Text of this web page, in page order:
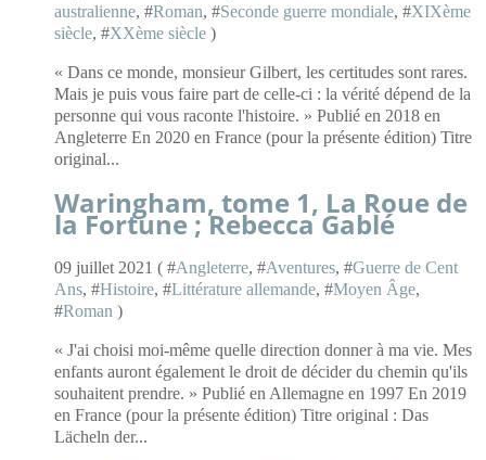
australienne, #Roman, #Seconde guerre mondiale, #XIXème
siècle, #XXème siècle )
« Dans ce monde, monsieur Gilbert, les certitudes sont rares.
Mais je puis vous faire part de celle-ci : la vérité dépend de la
personne qui vous raconte l'histoire. » Publié en 2018 en
Angleterre En 2020 en France (pour la présente édition) Titre
original...
Waringham, tome 1, La Roue de
la Fortune ; Rebecca Gablé
09 juillet 2021 ( #Angleterre, #Aventures, #Guerre de Cent
Ans, #Histoire, #Littérature allemande, #Moyen Âge,
#Roman )
« J'ai choisi moi-même quelle direction donner à ma vie. Mes
enfants auront également le droit de décider du chemin qu'ils
souhaitent prendre. » Publié en Allemagne en 1997 En 2019
en France (pour la présente édition) Titre original : Das
Lächeln der...